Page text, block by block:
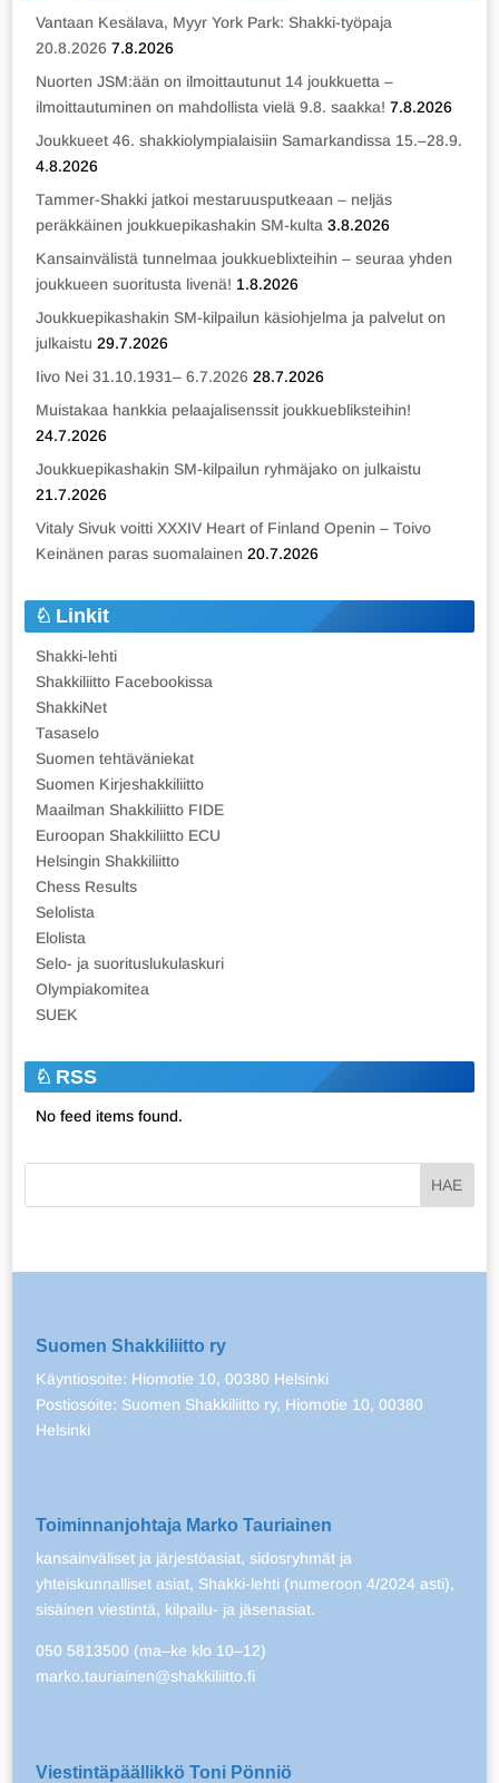
Vantaan Kesälava, Myyr York Park: Shakki-työpaja
20.8.2026 7.8.2026
Nuorten JSM:ään on ilmoittautunut 14 joukkuetta –
ilmoittautuminen on mahdollista vielä 9.8. saakka! 7.8.2026
Joukkueet 46. shakkiolympialaisiin Samarkandissa 15.–28.9.
4.8.2026
Tammer-Shakki jatkoi mestaruusputkeaan – neljäs
peräkkäinen joukkuepikashakin SM-kulta 3.8.2026
Kansainvälistä tunnelmaa joukkueblixteihin – seuraa yhden
joukkueen suoritusta livenä! 1.8.2026
Joukkuepikashakin SM-kilpailun käsiohjelma ja palvelut on
julkaistu 29.7.2026
Iivo Nei 31.10.1931– 6.7.2026 28.7.2026
Muistakaa hankkia pelaajalisenssit joukkuebliksteihin!
24.7.2026
Joukkuepikashakin SM-kilpailun ryhmäjako on julkaistu
21.7.2026
Vitaly Sivuk voitti XXXIV Heart of Finland Openin – Toivo
Keinänen paras suomalainen 20.7.2026
Linkit
Shakki-lehti
Shakkiliitto Facebookissa
ShakkiNet
Tasaselo
Suomen tehtäväniekat
Suomen Kirjeshakkiliitto
Maailman Shakkiliitto FIDE
Euroopan Shakkiliitto ECU
Helsingin Shakkiliitto
Chess Results
Selolista
Elolista
Selo- ja suorituslukulaskuri
Olympiakomitea
SUEK
RSS
No feed items found.
Suomen Shakkiliitto ry
Käyntiosoite: Hiomotie 10, 00380 Helsinki
Postiosoite: Suomen Shakkiliitto ry, Hiomotie 10, 00380
Helsinki
Toiminnanjohtaja Marko Tauriainen
kansainväliset ja järjestöasiat, sidosryhmät ja
yhteiskunnalliset asiat, Shakki-lehti (numeroon 4/2024 asti),
sisäinen viestintä, kilpailu- ja jäsenasiat.
050 5813500 (ma–ke klo 10–12)
marko.tauriainen@shakkiliitto.fi
Viestintäpäällikkö Toni Pönniö